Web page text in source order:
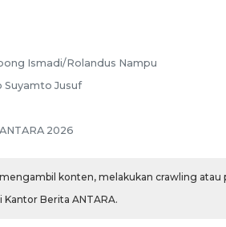
Ismadi/Rolandus Nampu
Suyamto Jusuf
2026
konten, melakukan crawling
Berita ANTARA.